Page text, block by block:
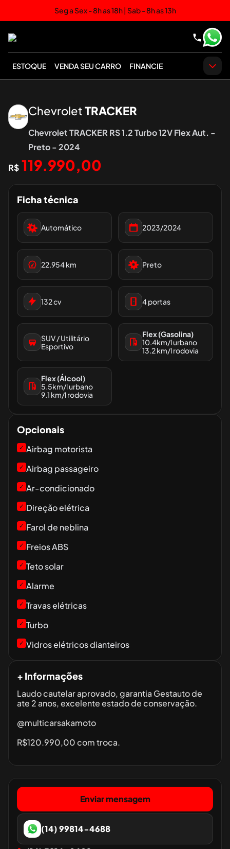
Seg a Sex - 8h as 18h | Sab - 8h as 13h
ESTOQUE VENDA SEU CARRO FINANCIE
ChevroletTRACKER
Chevrolet TRACKER RS 1.2 Turbo 12V Flex Aut. -
Preto - 2024
R$ 119.990,00
Ficha técnica
Automático 2023/2024
22.954km Preto
132cv 4portas
SUV / Utilitário
Esportivo
Flex (Gasolina)
10.4km/l urbano
13.2km/l rodovia
Flex (Álcool)
5.5km/l urbano
9.1 km/l rodovia
Opcionais
✓ Airbag motorista
✓ Airbag passageiro
✓ Ar-condicionado
✓ Direção elétrica
✓ Farol de neblina
✓ Freios ABS
✓ Teto solar
✓ Alarme
✓ Travas elétricas
✓ Turbo
✓ Vidros elétricos dianteiros
+ Informações
Laudo cautelar aprovado, garantia Gestauto de
ate 2 anos, excelente estado de conservação.
@multicarsakamoto
R$120.990,00 com troca.
Enviar mensagem
(14) 99814-4688